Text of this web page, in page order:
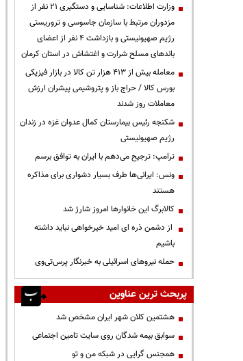
وزارت اطلاعات: شناسایی و دستگیری ۲۱ نفر از
مزدوران مرتبط با سازمان جاسوسی و تروریستی
رژیم صهیونیستی و بازداشت ۴ نفر از اعضای
باندهای مسلح شرارت و اغتشاش در استان کرمان
معامله بیش از ۴۱۳ هزار تن کالا در بازار فیزیکی
بورس کالا / حراج باز و پتروشیمی پیشران ارزش
معاملات روز شدند
شکنجه رئیس بیمارستان کمال عدوان غزه در زندان
رژیم صهیونیستی
ترامپ: ترجیح می‌دهم با ایران به توافق برسم
ونس: ایرانی‌ها طرف بسیار دشواری برای مذاکره
هستند
کالابرگ این خانوارها امروز شارژ شد
از دشمن ذره ای امید خیرخواهی نباید داشته
باشیم
حمله نیروهای اسرائیلی به خبرنگار پرس‌تی‌وی
پربحث ترین عناوین
هشتمین کلان شهر ایران مشخص شد
سوابق بیمه شدگان روی سایت تامین اجتماعی
همجنس گرایی در شبکه من و تو